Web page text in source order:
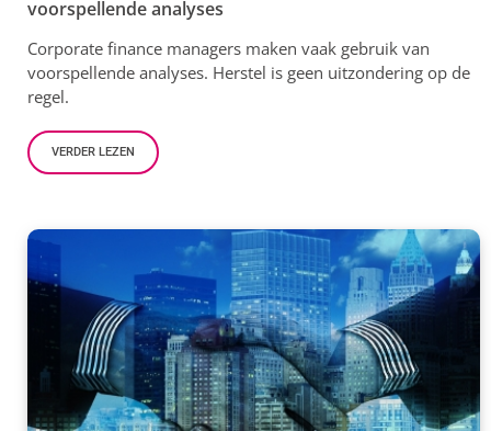
voorspellende analyses
Corporate finance managers maken vaak gebruik van
voorspellende analyses. Herstel is geen uitzondering op de
regel.
VERDER LEZEN